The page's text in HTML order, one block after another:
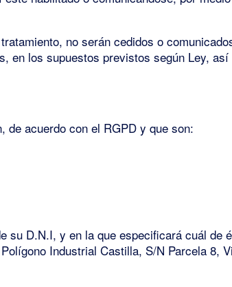
no serán cedidos o
en los supuestos previstos según Ley,
de acuerdo con el RGPD y que son:
su D.N.I, y en la que especificará cuál de
Industrial Castilla, S/N Parcela 8,